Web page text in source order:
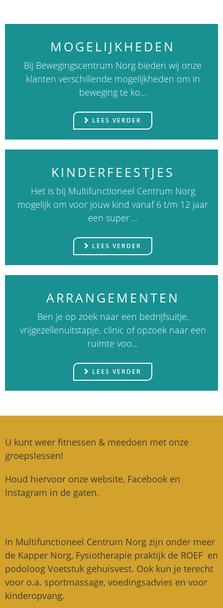
MOGELIJKHEDEN
Bij Bewegingscentrum Norg bieden wij onze
klanten verschillende mogelijkheden om in
beweging te ko...
LEES VERDER
KINDERFEESTJES
Het is bij Multifunctioneel Centrum Norg
mogelijk om voor jouw kind vanaf 6 t/m 12 jaar
een super ...
LEES VERDER
ARRANGEMENTEN
Ben je op zoek naar een bedrijfsuitje,
vrijgezellenuitstapje, clinic of opzoek naar een
ruimte voo...
LEES VERDER
U kunt weer fitnessen & meedoen met onze
groepslessen!
Houd hiervoor onze website, Facebook en
Instagram in de gaten.
In Multifunctioneel Centrum Norg zijn onder meer
de Kapper Norg, Fysiotherapie praktijk de ROEF en
podoloog Voetstuk gehuisvest. Ook kun je terecht
voor o.a. sportmassage, voedingsadvies en voor
kinderopvang.